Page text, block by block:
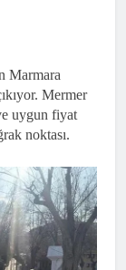
Marmara
Mermer
uygun fiyat
noktası.